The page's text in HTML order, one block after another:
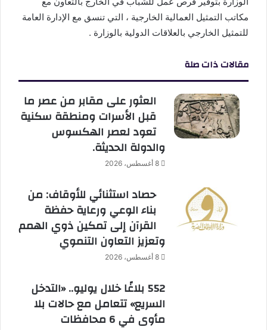
مكاتب التمثيل العمالية الخارجية ، التي تنسق مع الإدارة العامة
للتمثيل الخارجي بالعلاقات الدولية بالوزارة .
مقالات ذات صلة
العثور على مقابر من عصر ما
قبل الأسرات ومنطقة سكنية
تعود لعصر الهكسوس
والدولة الحديثة.
8 أغسطس، 2026
حصاد استثنائي للأوقاف: من
بناء الوعي ورعاية حفظة
القرآن إلى تمكين ذوي الهمم
وتعزيز التعاون التنموي
8 أغسطس، 2026
552 بلاغًا خلال يوليو.. «التدخل
السريع» تتعامل مع حالات بلا
مأوى في 6 محافظات